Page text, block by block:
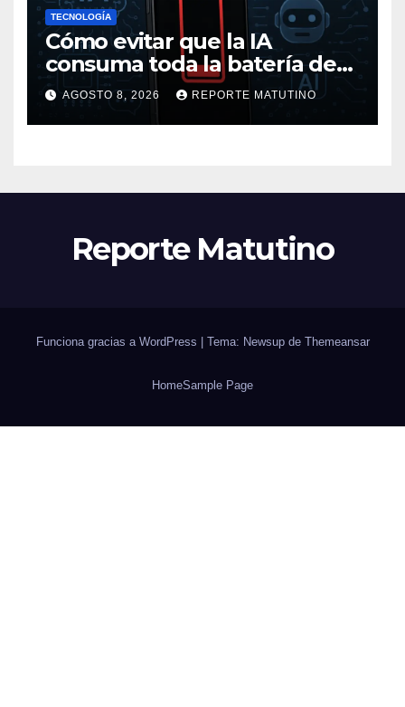
TECNOLOGÍA
Cómo evitar que la IA
consuma toda la batería de
tu móvil
AGOSTO 8, 2026 REPORTE MATUTINO
Reporte Matutino
Funciona gracias a WordPress Tema: Newsup de Themeansar
HomeSample Page